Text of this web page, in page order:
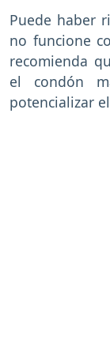
Puede haber
no funcione
recomienda
el condón
potencializar